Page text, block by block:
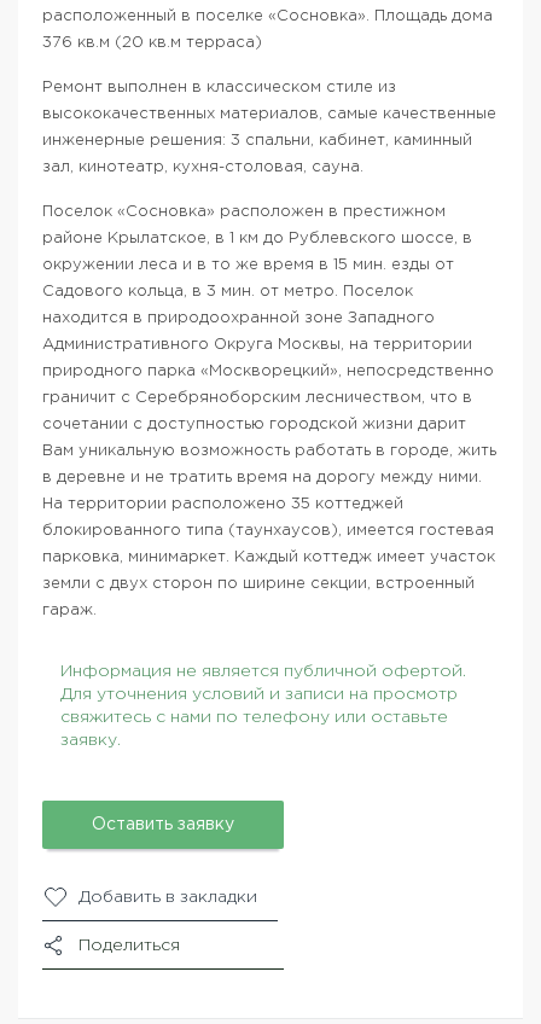
расположенный в поселке «Сосновка». Площадь дома
376 кв.м (20 кв.м терраса)
Ремонт выполнен в классическом стиле из
высококачественных материалов, самые качественные
инженерные решения: 3 спальни, кабинет, каминный
зал, кинотеатр, кухня-столовая, сауна.
Поселок «Сосновка» расположен в престижном
районе Крылатское, в 1 км до Рублевского шоссе, в
окружении леса и в то же время в 15 мин. езды от
Садового кольца, в 3 мин. от метро. Поселок
находится в природоохранной зоне Западного
Административного Округа Москвы, на территории
природного парка «Москворецкий», непосредственно
граничит с Серебряноборским лесничеством, что в
сочетании с доступностью городской жизни дарит
Вам уникальную возможность работать в городе, жить
в деревне и не тратить время на дорогу между ними.
На территории расположено 35 коттеджей
блокированного типа (таунхаусов), имеется гостевая
парковка, минимаркет. Каждый коттедж имеет участок
земли с двух сторон по ширине секции, встроенный
гараж.
Информация не является публичной офертой.
Для уточнения условий и записи на просмотр
свяжитесь с нами по телефону или оставьте
заявку.
Оставить заявку
Добавить в закладки
Поделиться